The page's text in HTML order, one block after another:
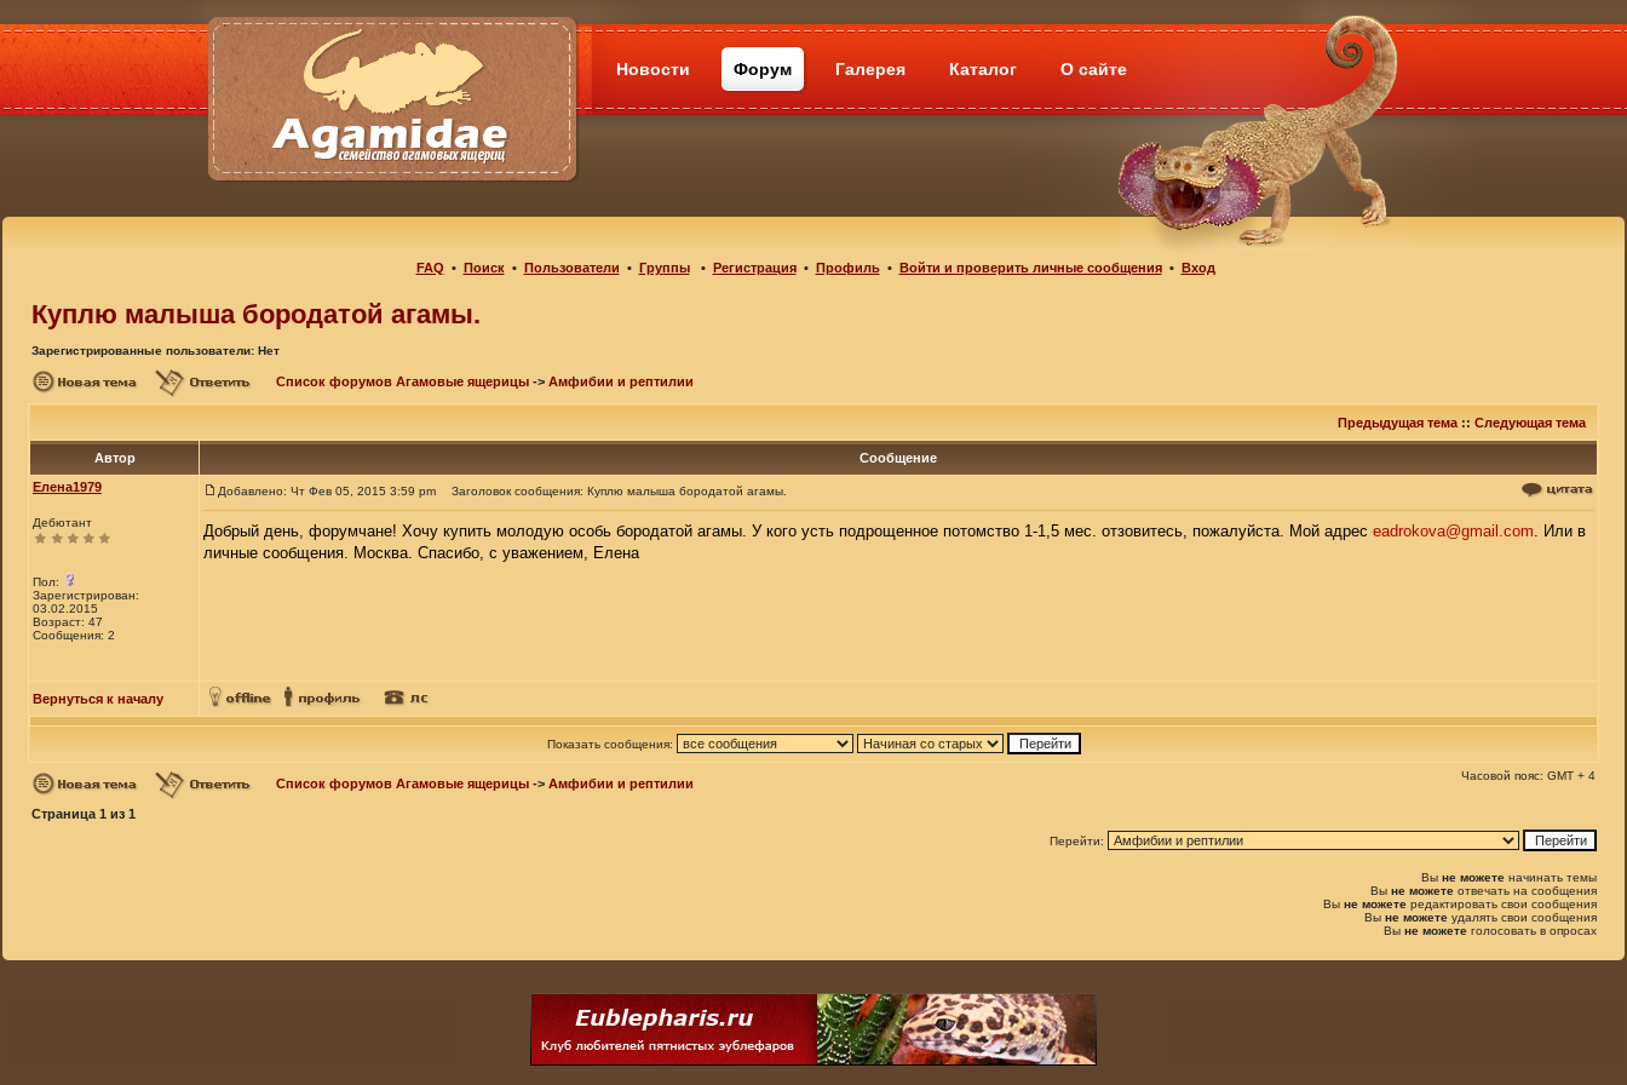
Новости Форум Галерея Каталог О сайте
FAQ • Поиск• Пользователи • Группы• Регистрация• Профиль• Войти и проверить личные сообщения• Вход
Куплю малыша бородатой агамы.
Зарегистрированные пользователи: Нет
Список форумов Агамовые ящерицы -> Амфибии и рептилии
Предыдущая тема :: Следующая тема
Автор
Сообщение
Елена1979
Дебютант
Пол:
Зарегистрирован:
03.02.2015
Возраст: 47
Сообщения: 2
Добавлено: Чт Фев 05, 2015 3:59 pm Заголовок сообщения: Куплю малыша бородатой агамы.
Добрый день, форумчане! Хочу купить молодую особь бородатой агамы. У кого усть подрощенное потомство 1-1,5 мес. отзовитесь, пожалуйста. Мой адрес eadrokova@gmail.com. Или в
личные сообщения. Москва. Спасибо, с уважением, Елена
Вернуться к началу
Показать сообщения:
Список форумов Агамовые ящерицы -> Амфибии и рептилии
Часовой пояс: GMT + 4
Страница 1 из 1
Перейти:
Вы не можете начинать темы
Вы не можете отвечать на сообщения
Вы не можете редактировать свои сообщения
Вы не можете удалять свои сообщения
Вы не можете голосовать в опросах